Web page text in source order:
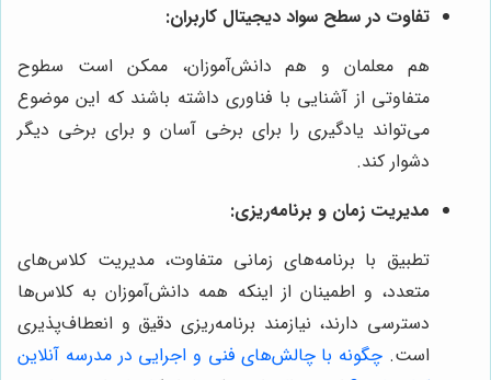
تفاوت در سطح سواد دیجیتال کاربران:
هم معلمان و هم دانش‌آموزان، ممکن است سطوح
متفاوتی از آشنایی با فناوری داشته باشند که این موضوع
می‌تواند یادگیری را برای برخی آسان و برای برخی دیگر
دشوار کند.
مدیریت زمان و برنامه‌ریزی:
تطبیق با برنامه‌های زمانی متفاوت، مدیریت کلاس‌های
متعدد، و اطمینان از اینکه همه دانش‌آموزان به کلاس‌ها
دسترسی دارند، نیازمند برنامه‌ریزی دقیق و انعطاف‌پذیری
است. چگونه با چالش‌های فنی و اجرایی در مدرسه آنلاین